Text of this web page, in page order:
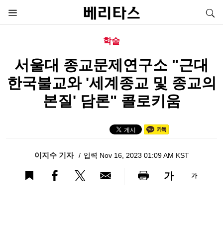
학술
서울대 종교문제연구소 "근대
한국불교와 '세계종교 및 종교의
본질' 담론" 콜로키움
이지수 기자 입력 Nov 16, 2023 01:09 AM KST
가 가